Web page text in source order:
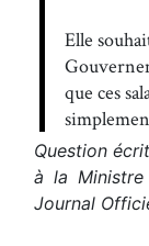
Elle
que ces
Question
à la Ministre
Journal